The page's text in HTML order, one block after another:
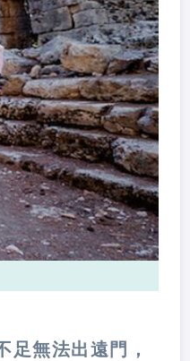
無法出遠門，